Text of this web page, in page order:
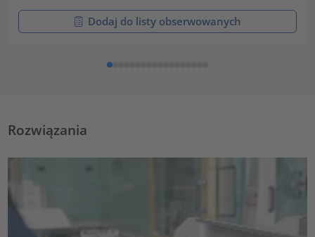
Dodaj do listy obserwowanych
Rozwiązania